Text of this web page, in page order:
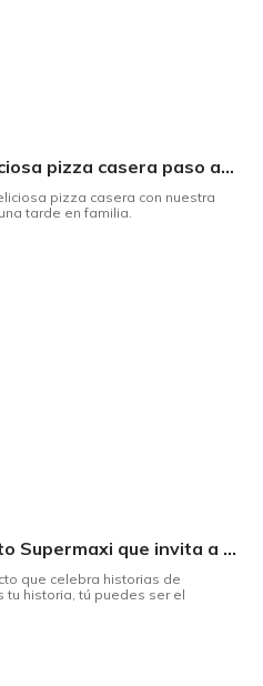
Cómo preparar una deliciosa pizza casera paso a paso
pizza casera con nuestra
tarde en familia.
Inspirencers: Un proyecto Supermaxi que invita a ser parte del cambio.
que celebra historias de
tu historia, tú puedes ser el